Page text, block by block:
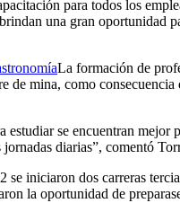
para todos los
una gran
La formación de
de mina, como
se encuentran
diarias”, comentó
iniciaron dos carreras
la oportunidad de